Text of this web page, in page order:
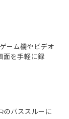
ーム機やビデオ
面を手軽に録
パススルーに